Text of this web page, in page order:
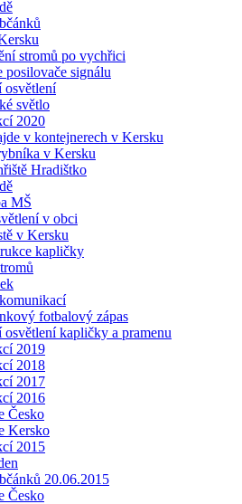
stromů po vychřici
posilovače signálu
osvětlení
světlo
2020
v kontejnerech v Kersku
v Kersku
Hradištko
MŠ
v obci
v Kersku
kapličky
fotbalový zápas
osvětlení kapličky a pramenu
2019
2018
2017
2016
Česko
Kersko
2015
20.06.2015
Česko